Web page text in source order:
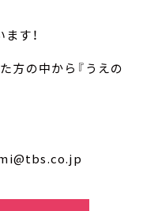
す！
方の中から『うえの